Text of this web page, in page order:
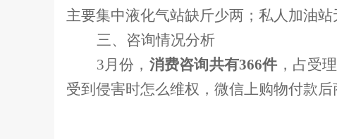
主要集中液化气站缺斤少两；私人加油
三、咨询情况分析
3月份， 消费咨询共有366件 ，占受
受到侵害时怎么维权，微信上购物付款